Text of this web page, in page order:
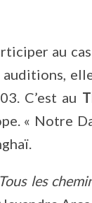
au
C’est au
« Notre
Tous les